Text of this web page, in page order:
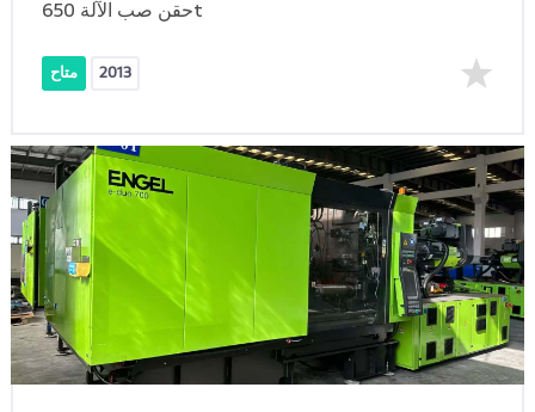
حقن صب الآلة 650t
متاح 2013